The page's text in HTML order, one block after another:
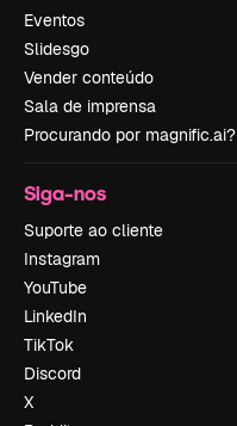
Eventos
Slidesgo
Vender conteúdo
Sala de imprensa
Procurando por magnific.ai?
Siga-nos
Suporte ao cliente
Instagram
YouTube
LinkedIn
TikTok
Discord
X